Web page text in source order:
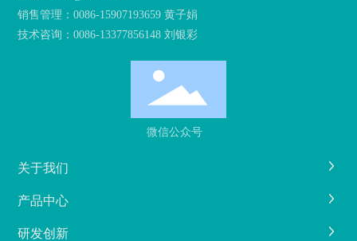
销售管理：0086-15907193659 黄子娟
技术咨询：0086-13377856148 刘银彩
微信公众号
关于我们
产品中心
研发创新